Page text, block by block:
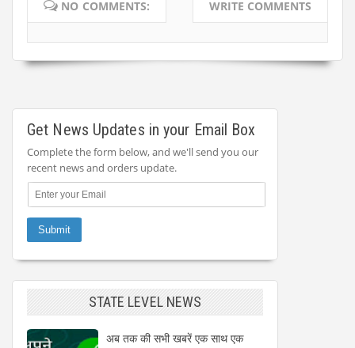
NO COMMENTS: WRITE COMMENTS
Get News Updates in your Email Box
Complete the form below, and we'll send you our
recent news and orders update.
STATE LEVEL NEWS
अब तक की सभी खबरें एक साथ एक